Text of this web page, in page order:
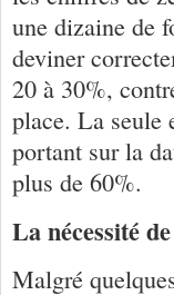
une dizaine de
deviner
20 à 30%,
place. La seule
portant sur la
plus de 60%.
La nécessité
Malgré